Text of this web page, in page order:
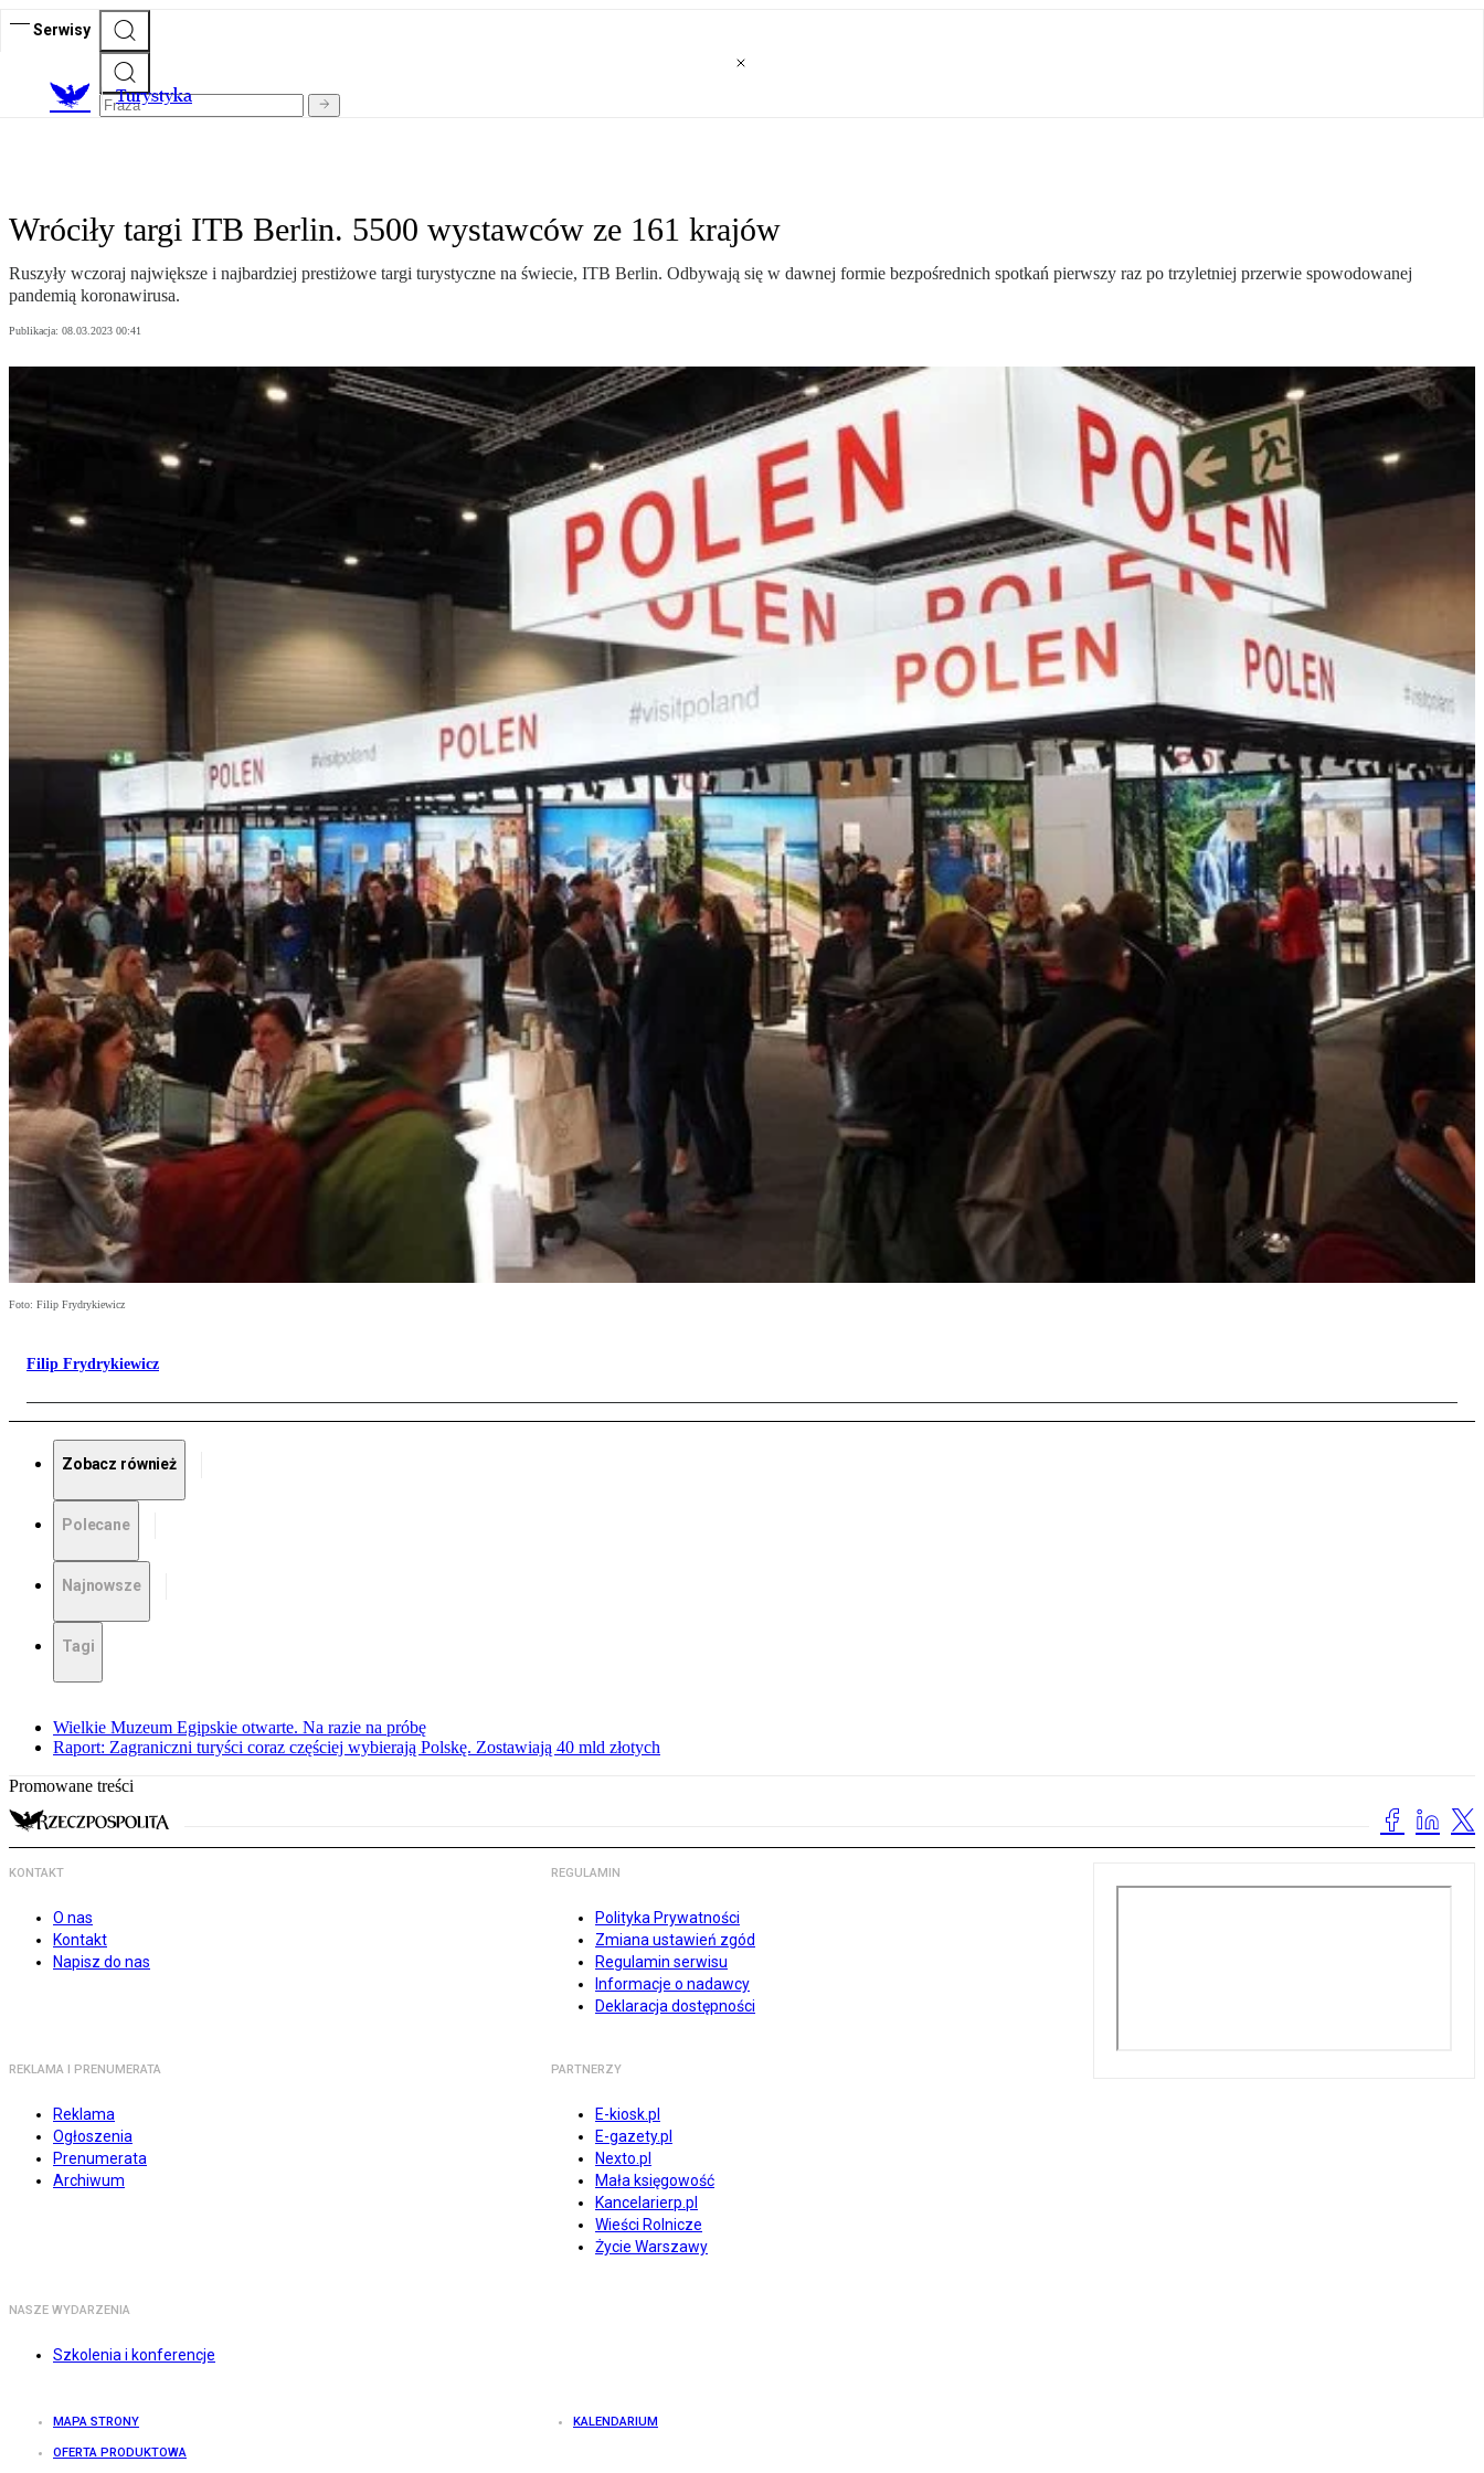
Serwisy
Turystyka
Wróciły targi ITB Berlin. 5500 wystawców ze 161 krajów
Ruszyły wczoraj największe i najbardziej prestiżowe targi turystyczne na świecie, ITB Berlin. Odbywają się w dawnej formie bezpośrednich spotkań pierwszy raz po trzyletniej przerwie spowodowanej
pandemią koronawirusa.
Publikacja: 08.03.2023 00:41
Foto: Filip Frydrykiewicz
Filip Frydrykiewicz
Zobacz również
Polecane
Najnowsze
Tagi
Wielkie Muzeum Egipskie otwarte. Na razie na próbę
Raport: Zagraniczni turyści coraz częściej wybierają Polskę. Zostawiają 40 mld złotych
Promowane treści
KONTAKT
O nas
Kontakt
Napisz do nas
REGULAMIN
Polityka Prywatności
Zmiana ustawień zgód
Regulamin serwisu
Informacje o nadawcy
Deklaracja dostępności
REKLAMA I PRENUMERATA
Reklama
Ogłoszenia
Prenumerata
Archiwum
PARTNERZY
E-kiosk.pl
E-gazety.pl
Nexto.pl
Mała księgowość
Kancelarierp.pl
Wieści Rolnicze
Życie Warszawy
NASZE WYDARZENIA
Szkolenia i konferencje
MAPA STRONY KALENDARIUM
OFERTA PRODUKTOWA